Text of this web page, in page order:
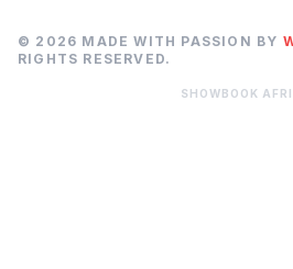
© 2026 MADE WITH PASSION BY
RIGHTS RESERVED.
SHOWBOOK